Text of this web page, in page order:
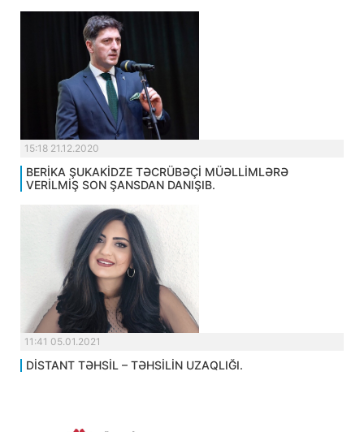
15:18 21.12.2020
BERİKA ŞUKAKİDZE TƏCRÜBƏÇİ MÜƏLLİMLƏRƏ
VERİLMİŞ SON ŞANSDAN DANIŞIB.
11:41 05.01.2021
DİSTANT TƏHSİL – TƏHSİLİN UZAQLIĞI.